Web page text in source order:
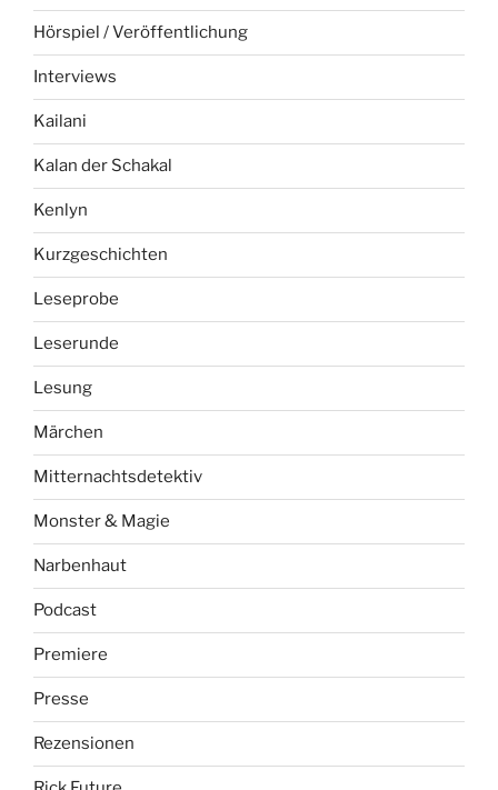
Hörspiel / Veröffentlichung
Interviews
Kailani
Kalan der Schakal
Kenlyn
Kurzgeschichten
Leseprobe
Leserunde
Lesung
Märchen
Mitternachtsdetektiv
Monster & Magie
Narbenhaut
Podcast
Premiere
Presse
Rezensionen